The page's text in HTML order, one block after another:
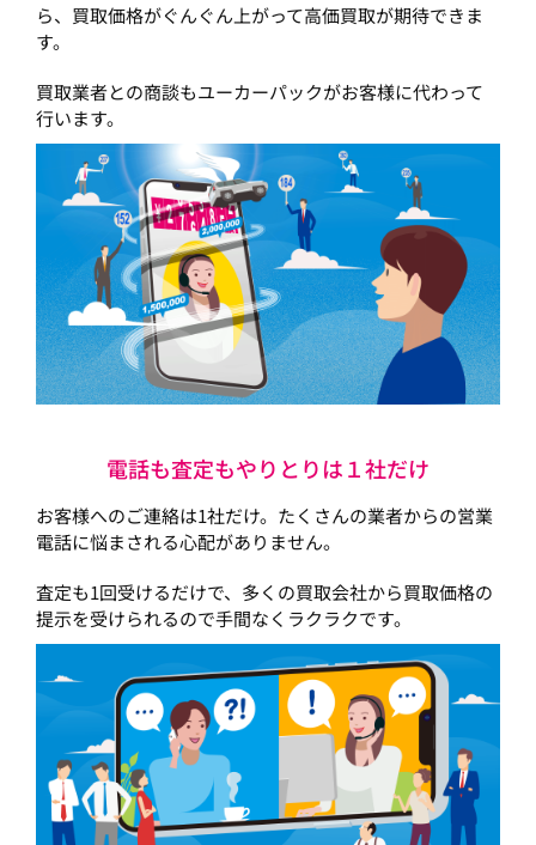
ら、買取価格がぐんぐん上がって高価買取が期待できま
す。
買取業者との商談もユーカーパックがお客様に代わって
行います。
電話も査定もやりとりは１社だけ
お客様へのご連絡は1社だけ。たくさんの業者からの営業
電話に悩まされる心配がありません。
査定も1回受けるだけで、多くの買取会社から買取価格の
提示を受けられるので手間なくラクラクです。